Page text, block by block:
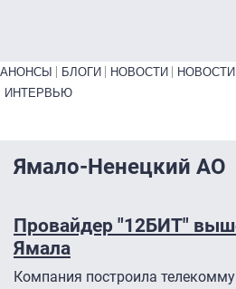
Primary links bottom
АНОНСЫ БЛОГИ НОВОСТИ
ИНТЕРВЬЮ
Ямало-Ненецкий АО
Провайдер "12БИТ"
Ямала
Компания построила